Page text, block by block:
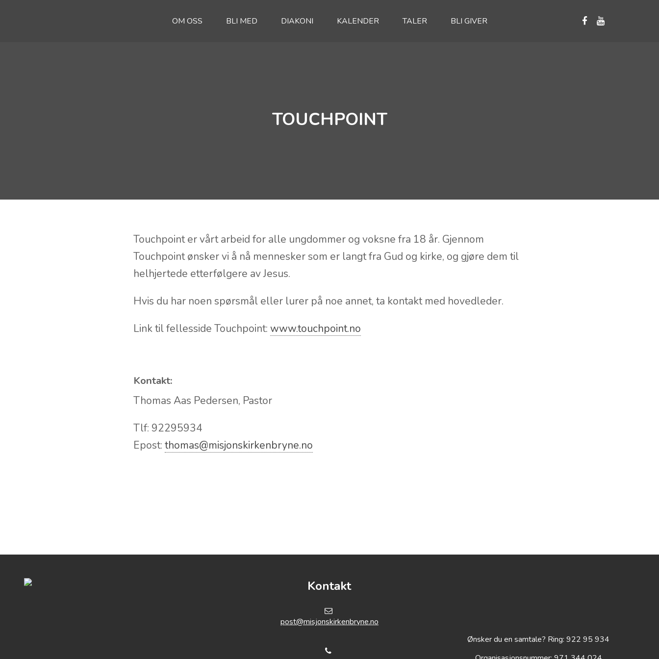
OM OSS BLI MED DIAKONI KALENDER TALER BLI GIVER
TOUCHPOINT
Touchpoint er vårt arbeid for alle ungdommer og voksne fra 18 år. Gjennom
Touchpoint ønsker vi å nå mennesker som er langt fra Gud og kirke, og gjøre dem til
helhjertede etterfølgere av Jesus.
Hvis du har noen spørsmål eller lurer på noe annet, ta kontakt med hovedleder.
Link til fellesside Touchpoint: www.touchpoint.no
Kontakt:
Thomas Aas Pedersen, Pastor
Tlf: 92295934
Epost: thomas@misjonskirkenbryne.no
Kontakt
post@misjonskirkenbryne.no
Ønsker du en samtale? Ring: 922 95 934